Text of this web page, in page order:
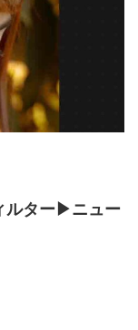
ルター▶ニュー